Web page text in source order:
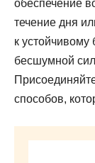
обеспечение
течение дня
к
бесшумной
способов,